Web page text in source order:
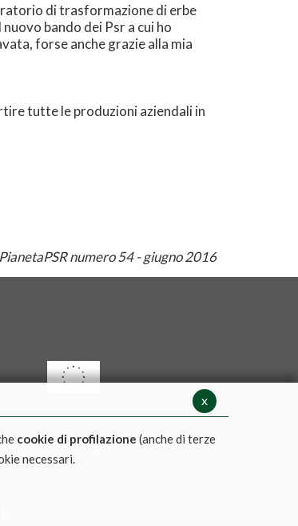
di trasformazione di erbe
bando dei Psr a cui ho
forse anche grazie alla mia
tutte le produzioni aziendali in
PianetaPSR numero 54 - giugno 2016
dal programma Rete Rurale
x
cookie di profilazione (anche di terze
necessari.